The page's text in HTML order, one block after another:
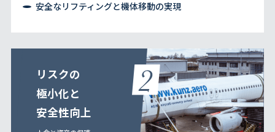
安全なリフティングと機体移動の実現
リスクの
極小化と
安全性向上